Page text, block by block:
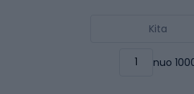
Kita
nuo